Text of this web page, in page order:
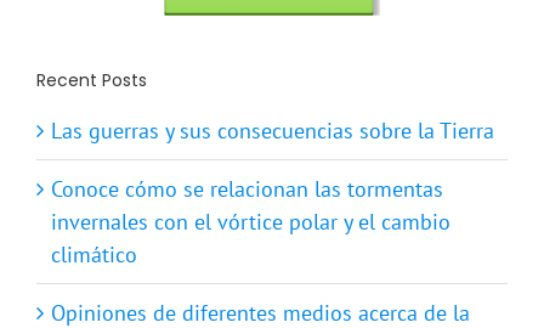
Recent Posts
Las guerras y sus consecuencias sobre la Tierra
Conoce cómo se relacionan las tormentas
invernales con el vórtice polar y el cambio
climático
Opiniones de diferentes medios acerca de la